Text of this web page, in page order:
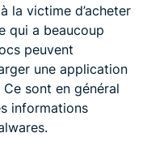
la victime d’acheter
qui a beaucoup
peuvent
une application
sont en général
informations